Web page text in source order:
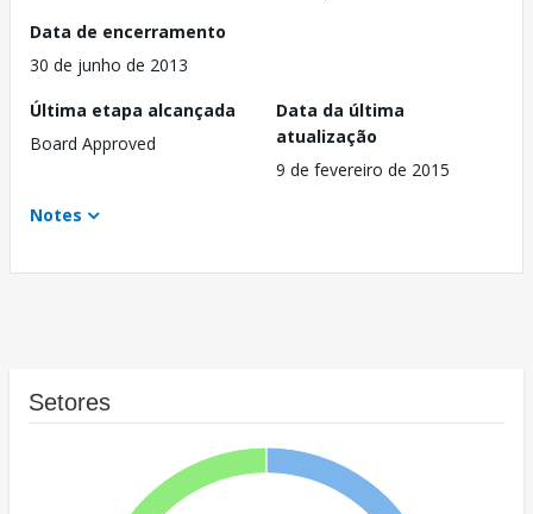
Data de encerramento
30 de junho de 2013
Última etapa alcançada
Board Approved
Data da última
atualização
9 de fevereiro de 2015
Notes
Setores